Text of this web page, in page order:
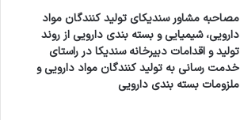
مصاحبه مشاور سندیکای تولید کنندگان مواد
دارویی، شیمیایی و بسته بندی دارویی از روند
تولید و اقدامات دبیرخانه سندیکا در راستای
خدمت رسانی به تولید کنندگان مواد دارویی و
ملزومات بسته بندی دارویی